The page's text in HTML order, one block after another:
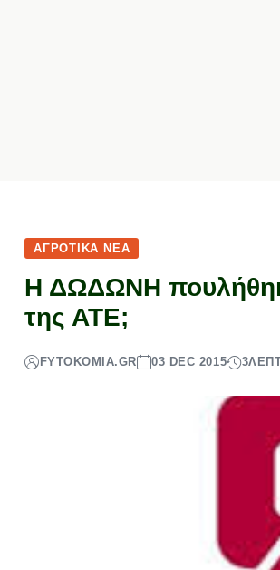
ΑΓΡΟΤΙΚΆ ΝΈΑ
Η ΔΩΔΩΝΗ
της ΑΤΕ;
FYTOKOMIA.GR 03 DEC 2015 3